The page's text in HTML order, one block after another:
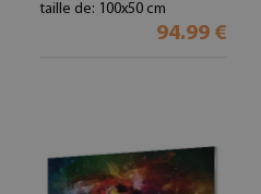
taille de: 100x50 cm
94.99 €